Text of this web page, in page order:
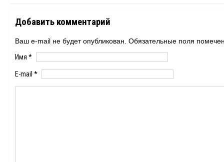
Добавить комментарий
Ваш e-mail не будет опубликован. Обязательные поля
Имя *
E-mail *